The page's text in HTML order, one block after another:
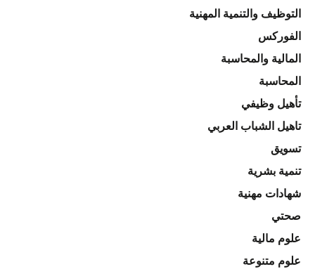
التوظيف والتنمية المهنية
الفوركس
المالية والمحاسبة
المحاسبة
تأهيل وظيفي
تاهيل الشباب العربي
تسويق
تنمية بشرية
شهادات مهنية
صحتي
علوم مالية
علوم متنوعة